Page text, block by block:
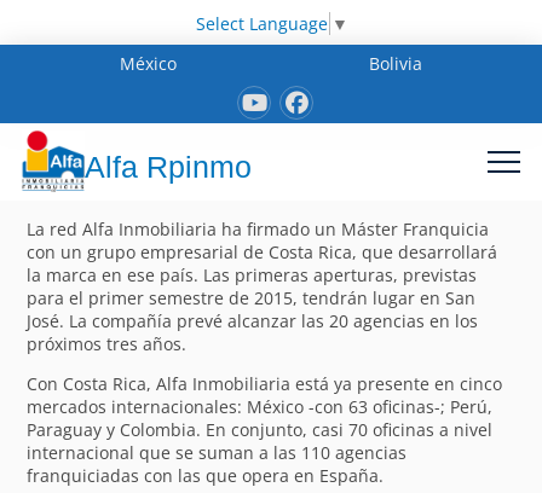
Select Language ▼
México
Bolivia
Alfa Rpinmo
La red Alfa Inmobiliaria ha firmado un Máster Franquicia
con un grupo empresarial de Costa Rica, que desarrollará
la marca en ese país. Las primeras aperturas, previstas
para el primer semestre de 2015, tendrán lugar en San
José. La compañía prevé alcanzar las 20 agencias en los
próximos tres años.
Con Costa Rica, Alfa Inmobiliaria está ya presente en cinco
mercados internacionales: México -con 63 oficinas-; Perú,
Paraguay y Colombia. En conjunto, casi 70 oficinas a nivel
internacional que se suman a las 110 agencias
franquiciadas con las que opera en España.